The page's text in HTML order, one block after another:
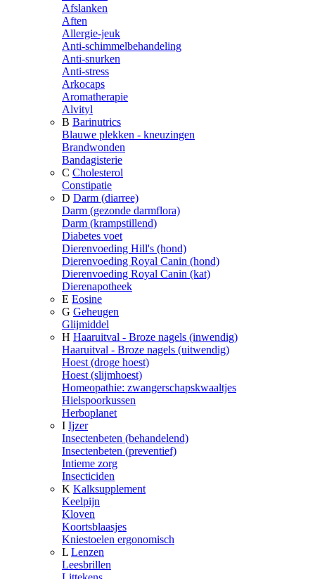
Afslanken
Aften
Allergie-jeuk
Anti-schimmelbehandeling
Anti-snurken
Anti-stress
Arkocaps
Aromatherapie
Alvityl
B Barinutrics
Blauwe plekken - kneuzingen
Brandwonden
Bandagisterie
C Cholesterol
Constipatie
D Darm (diarree)
Darm (gezonde darmflora)
Darm (krampstillend)
Diabetes voet
Dierenvoeding Hill's (hond)
Dierenvoeding Royal Canin (hond)
Dierenvoeding Royal Canin (kat)
Dierenapotheek
E Eosine
G Geheugen
Glijmiddel
H Haaruitval - Broze nagels (inwendig)
Haaruitval - Broze nagels (uitwendig)
Hoest (droge hoest)
Hoest (slijmhoest)
Homeopathie: zwangerschapskwaaltjes
Hielspoorkussen
Herboplanet
I Ijzer
Insectenbeten (behandelend)
Insectenbeten (preventief)
Intieme zorg
Insecticiden
K Kalksupplement
Keelpijn
Kloven
Koortsblaasjes
Kniestoelen ergonomisch
L Lenzen
Leesbrillen